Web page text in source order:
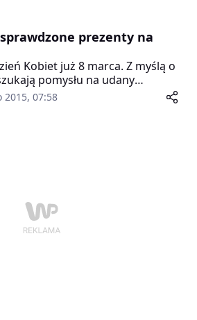
prezenty na
Kobiet już 8 marca. Z myślą o
pomysłu na udany
czy koleżanki
sprawdzonych
2015, 07:58